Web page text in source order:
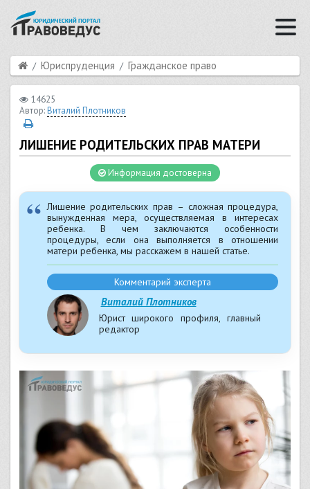
Юриспруденция Гражданское право
14625
Автор:Виталий Плотников
ЛИШЕНИЕ РОДИТЕЛЬСКИХ ПРАВ МАТЕРИ
Информация достоверна
Лишение родительских прав – сложная процедура,
вынужденная мера, осуществляемая в интересах
ребенка. В чем заключаются особенности
процедуры, если она выполняется в отношении
матери ребенка, мы расскажем в нашей статье.
Виталий Плотников
Юрист широкого профиля, главный
редактор
Комментарий эксперта